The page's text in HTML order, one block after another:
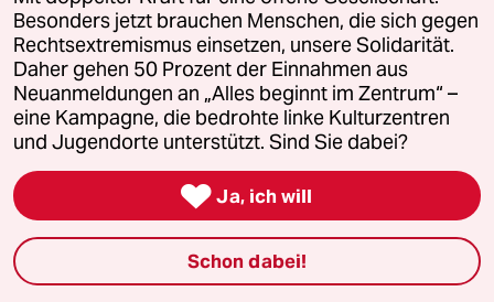
Arzt ankomme, der mich nicht mit
Begleitperson reinlässt, trotz B in meinem
Ausweis (das bedeutet ich bin zu Begleitperson
berechtigt).
Solche Realitäten müssten viel öfter benannt
werden, um Gewalt vorzubeugen. Und
menschen, die sich nicht die Mühe machen,
sich die Auswirkungen ihrer Worte auf
Minderheiten gut zu überlegen, sollten das mit
dem kommentieren besser erstmal lassen.
Besonders jetzt brauchen Menschen, die sich gegen
Rechtsextremismus einsetzen, unsere Solidarität.
Daher gehen 50 Prozent der Einnahmen aus
Neuanmeldungen an „Alles beginnt im Zentrum“ –
eine Kampagne, die bedrohte linke Kulturzentren
und Jugendorte unterstützt. Sind Sie dabei?
 Ja, ich will
Schon dabei!